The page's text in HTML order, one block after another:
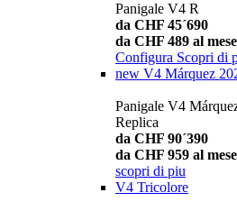
Panigale V4 R
da CHF 45´690
da CHF 489 al
Configura Scopri di
new V4 Márquez
Panigale V4
Replica
da CHF 90´390
da CHF 959 al
scopri di piu
V4 Tricolore